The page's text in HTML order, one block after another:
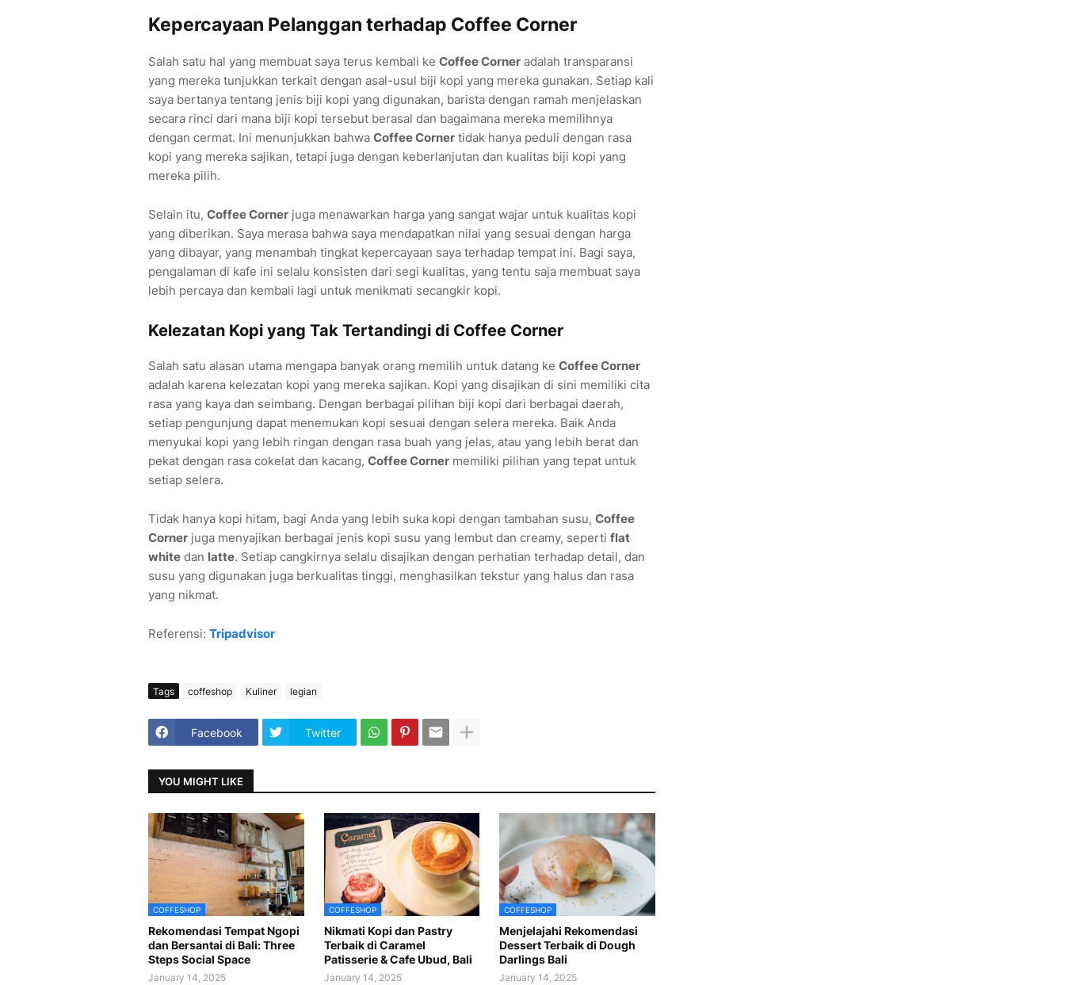
Kepercayaan Pelanggan terhadap Coffee Corner
Salah satu hal yang membuat saya terus kembali ke Coffee Corner adalah transparansi
yang mereka tunjukkan terkait dengan asal-usul biji kopi yang mereka gunakan. Setiap kali
saya bertanya tentang jenis biji kopi yang digunakan, barista dengan ramah menjelaskan
secara rinci dari mana biji kopi tersebut berasal dan bagaimana mereka memilihnya
dengan cermat. Ini menunjukkan bahwa Coffee Corner tidak hanya peduli dengan rasa
kopi yang mereka sajikan, tetapi juga dengan keberlanjutan dan kualitas biji kopi yang
mereka pilih.
Selain itu, Coffee Corner juga menawarkan harga yang sangat wajar untuk kualitas kopi
yang diberikan. Saya merasa bahwa saya mendapatkan nilai yang sesuai dengan harga
yang dibayar, yang menambah tingkat kepercayaan saya terhadap tempat ini. Bagi saya,
pengalaman di kafe ini selalu konsisten dari segi kualitas, yang tentu saja membuat saya
lebih percaya dan kembali lagi untuk menikmati secangkir kopi.
Kelezatan Kopi yang Tak Tertandingi di Coffee Corner
Salah satu alasan utama mengapa banyak orang memilih untuk datang ke Coffee Corner
adalah karena kelezatan kopi yang mereka sajikan. Kopi yang disajikan di sini memiliki cita
rasa yang kaya dan seimbang. Dengan berbagai pilihan biji kopi dari berbagai daerah,
setiap pengunjung dapat menemukan kopi sesuai dengan selera mereka. Baik Anda
menyukai kopi yang lebih ringan dengan rasa buah yang jelas, atau yang lebih berat dan
pekat dengan rasa cokelat dan kacang, Coffee Corner memiliki pilihan yang tepat untuk
setiap selera.
Tidak hanya kopi hitam, bagi Anda yang lebih suka kopi dengan tambahan susu, Coffee
Corner juga menyajikan berbagai jenis kopi susu yang lembut dan creamy, seperti flat
white dan latte. Setiap cangkirnya selalu disajikan dengan perhatian terhadap detail, dan
susu yang digunakan juga berkualitas tinggi, menghasilkan tekstur yang halus dan rasa
yang nikmat.
Referensi: Tripadvisor
Tags coffeshop Kuliner legian
Facebook Twitter
YOU MIGHT LIKE
COFFESHOP
Rekomendasi Tempat Ngopi
dan Bersantai di Bali: Three
Steps Social Space
January 14, 2025
COFFESHOP
Nikmati Kopi dan Pastry
Terbaik di Caramel
Patisserie & Cafe Ubud, Bali
January 14, 2025
COFFESHOP
Menjelajahi Rekomendasi
Dessert Terbaik di Dough
Darlings Bali
January 14, 2025